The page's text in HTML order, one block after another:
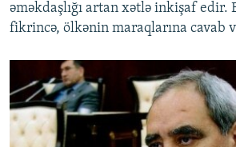
əməkdaşlığı artan xətlə inkişaf edir.
fikrincə, ölkənin maraqlarına cavab